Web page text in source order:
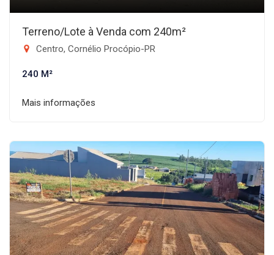
Terreno/Lote à Venda com 240m²
Centro, Cornélio Procópio-PR
240 M²
Mais informações